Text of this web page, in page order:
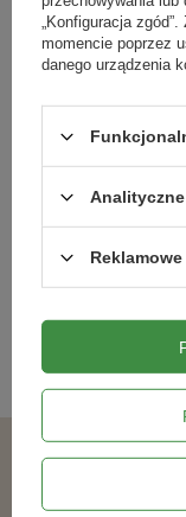
Podmiot odpowiedzialny
NAWÓZ ZADBANY
85,79 zł
Kategorie
i krzewy owocowe,
„Konfiguracja
momencie poprzez
danego urządzenia